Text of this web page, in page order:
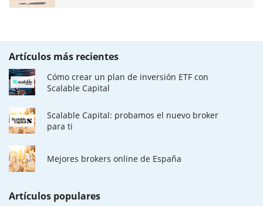
Artículos más recientes
Cómo crear un plan de inversión ETF con
Scalable Capital
Scalable Capital: probamos el nuevo broker
para ti
Mejores brokers online de España
Artículos populares